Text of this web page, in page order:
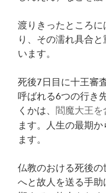
渡りきったところ
り、その濡れ具合
います。
死後7日目に十王審
呼ばれる6つの行き
くかは、 閻魔大王
ます。人生の最期
ます。
仏教のおける死後
へと故人を送る手